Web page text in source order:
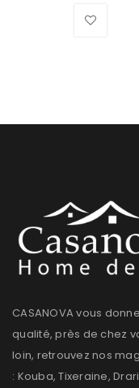
CASANOVA vous
qualité, près de chez
loin, retrouvez nos
: Kouba, Tixeraine,